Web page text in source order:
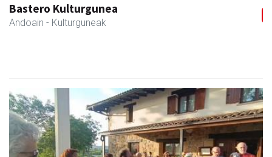
Stop liburu-denda
Andoain - Liburu-dendak